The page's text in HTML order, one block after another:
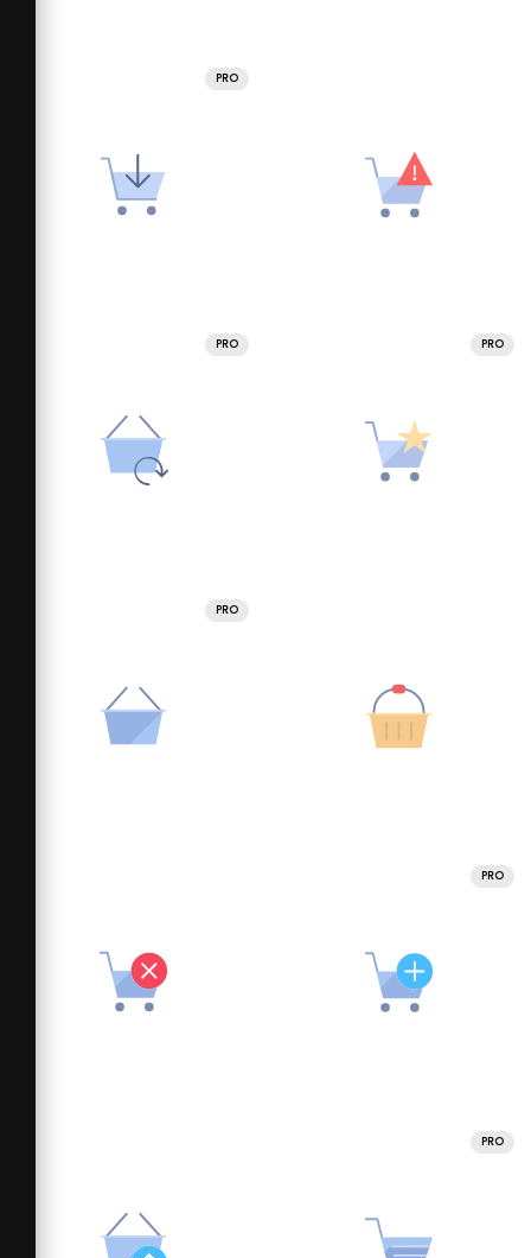
PRO
PRO PRO
PRO
PRO
PRO